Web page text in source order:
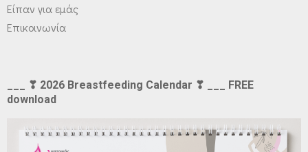
Είπαν για εμάς
Επικοινωνία
___ ❣ 2026 Breastfeeding Calendar ❣ ___ FREE
download